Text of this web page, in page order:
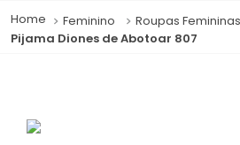
Feminino Roupas Femininas
Pijama Diones de Abotoar 807